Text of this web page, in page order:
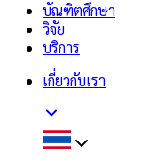
บัณฑิตศึกษา
วิจัย
บริการ
เกี่ยวกับเรา